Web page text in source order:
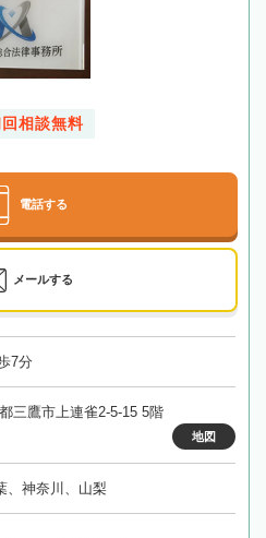
相談無料
電話する
メールする
7分
三鷹市上連雀2-5-15 5階
地図
、神奈川、山梨